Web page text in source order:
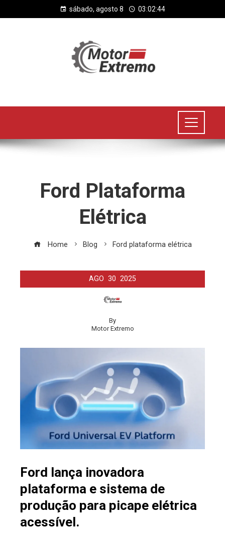
sábado, agosto 8 03:02:45
Ford Plataforma
Elétrica
Home Blog Ford plataforma elétrica
AGO 30 2025
By
Motor Extremo
Ford lança inovadora
plataforma e sistema de
produção para picape elétrica
acessível.